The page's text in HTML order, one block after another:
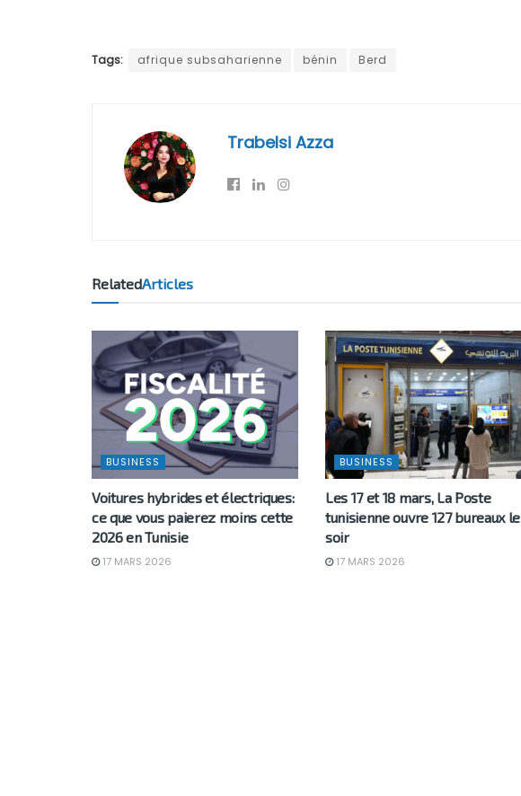
Tags: afrique subsaharienne bénin Berd
Trabelsi Azza
RelatedArticles
BUSINESS
Voitures hybrides et électriques:
ce que vous paierez moins cette
2026 en Tunisie
17 MARS 2026
BUSINESS
Les 17 et 18 mars, La Poste
tunisienne ouvre 127 bureaux le
soir
17 MARS 2026